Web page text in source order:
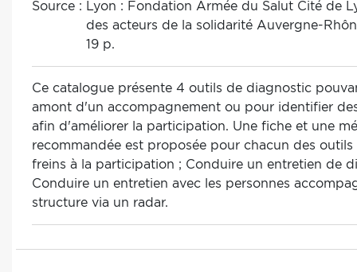
Source : Lyon : Fondation Armée du Salut Cité de
des acteurs de la solidarité Auvergne-
19 p.
Ce catalogue présente 4 outils de diagnostic
amont d'un accompagnement ou pour identifier
afin d'améliorer la participation. Une fiche et une
recommandée est proposée pour chacun des
freins à la participation ; Conduire un entretien de
Conduire un entretien avec les personnes
structure via un radar.